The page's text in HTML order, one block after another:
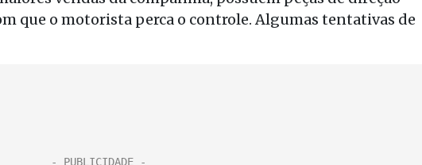
que o motorista perca o controle. Algumas tentativas de